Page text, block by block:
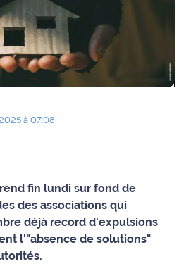
à 07:08
fin lundi sur fond de
des associations qui
déjà record d'expulsions
l'"absence de solutions"